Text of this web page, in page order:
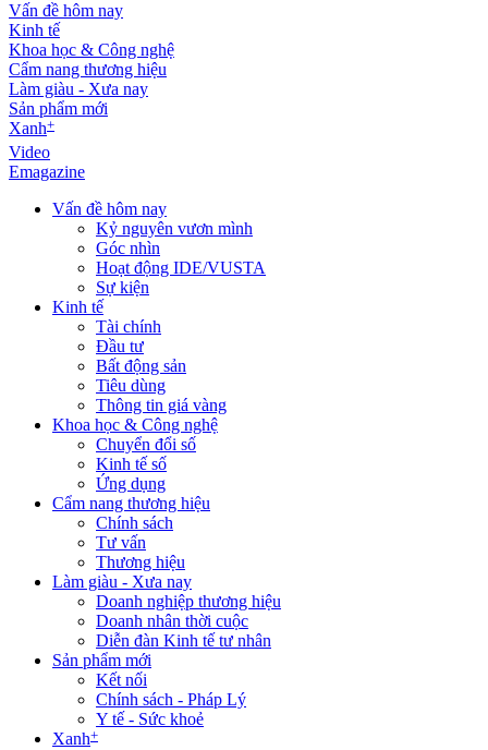
Vấn đề hôm nay
Kinh tế
Khoa học & Công nghệ
Cẩm nang thương hiệu
Làm giàu - Xưa nay
Sản phẩm mới
Xanh+
Video
Emagazine
Vấn đề hôm nay
Kỷ nguyên vươn mình
Góc nhìn
Hoạt động IDE/VUSTA
Sự kiện
Kinh tế
Tài chính
Đầu tư
Bất động sản
Tiêu dùng
Thông tin giá vàng
Khoa học & Công nghệ
Chuyển đổi số
Kinh tế số
Ứng dụng
Cẩm nang thương hiệu
Chính sách
Tư vấn
Thương hiệu
Làm giàu - Xưa nay
Doanh nghiệp thương hiệu
Doanh nhân thời cuộc
Diễn đàn Kinh tế tư nhân
Sản phẩm mới
Kết nối
Chính sách - Pháp Lý
Y tế - Sức khoẻ
Xanh+